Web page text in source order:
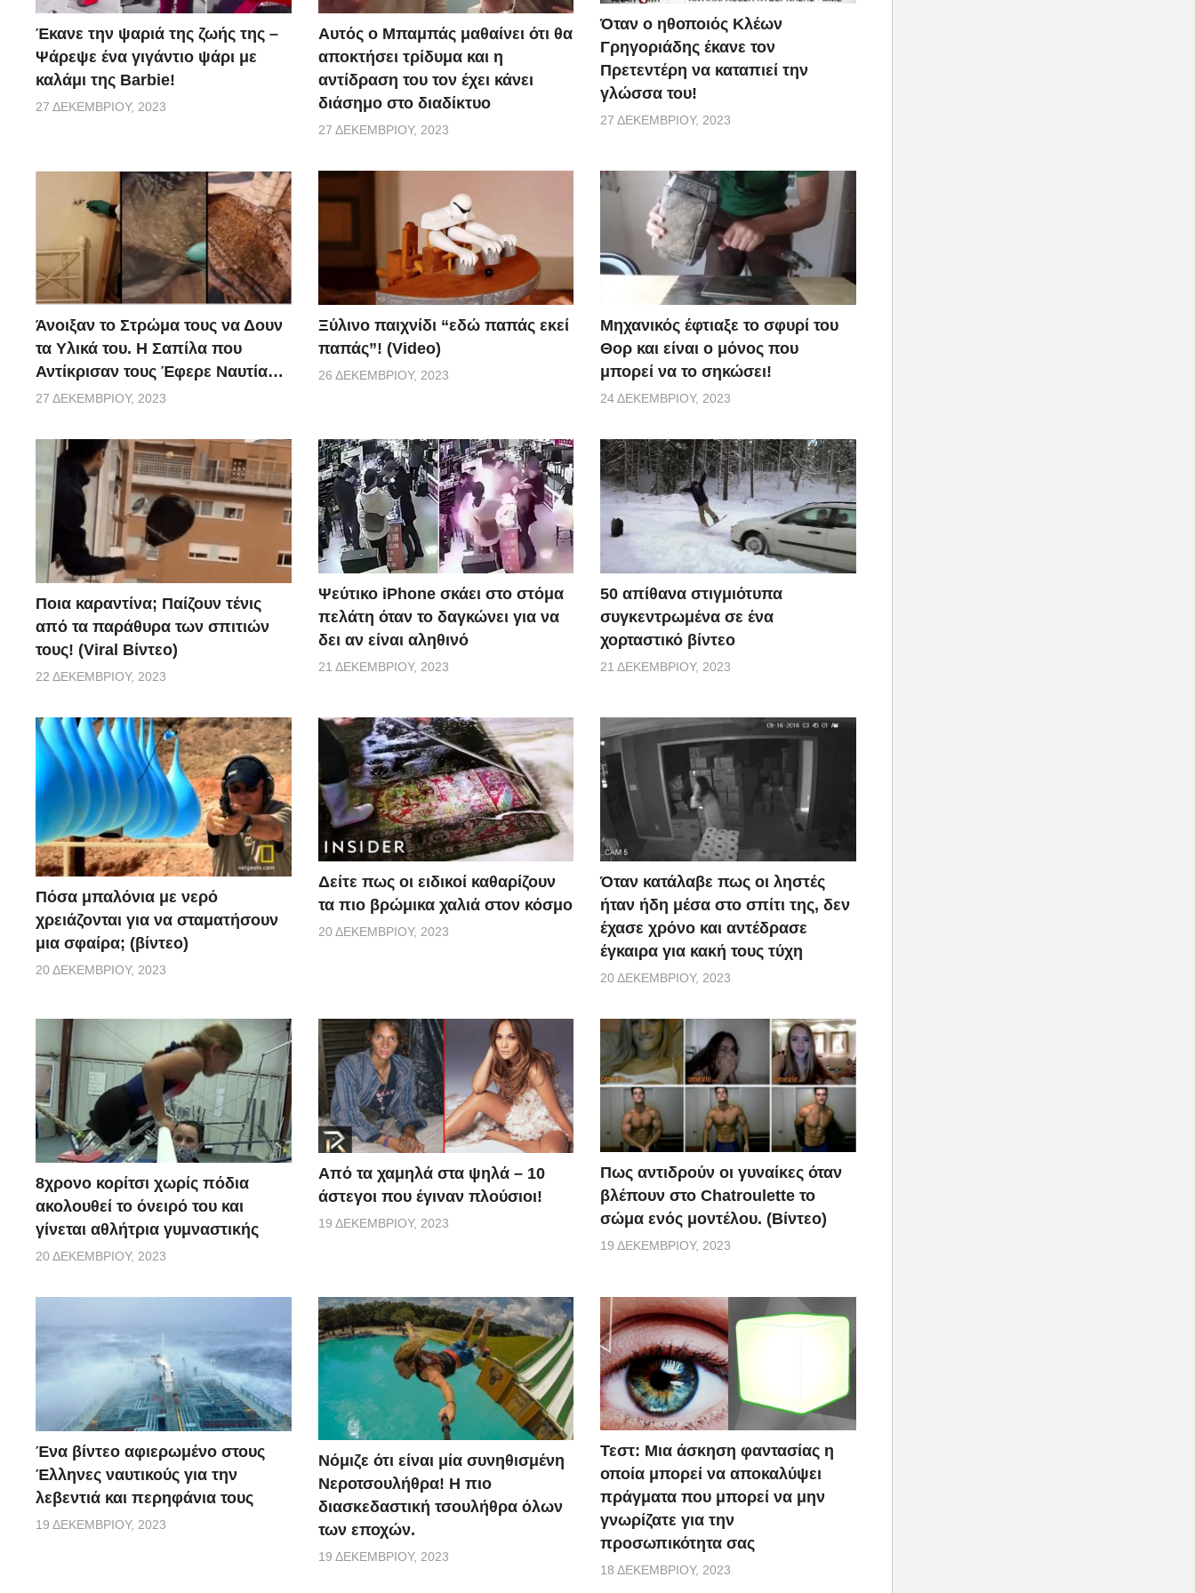
Έκανε την ψαριά της ζωής της –
Ψάρεψε ένα γιγάντιο ψάρι με
καλάμι της Barbie!
27 ΔΕΚΕΜΒΡΊΟΥ, 2023
Αυτός ο Μπαμπάς μαθαίνει ότι θα
αποκτήσει τρίδυμα και η
αντίδραση του τον έχει κάνει
διάσημο στο διαδίκτυο
27 ΔΕΚΕΜΒΡΊΟΥ, 2023
Όταν ο ηθοποιός Κλέων
Γρηγοριάδης έκανε τον
Πρετεντέρη να καταπιεί την
γλώσσα του!
27 ΔΕΚΕΜΒΡΊΟΥ, 2023
Άνοιξαν το Στρώμα τους να Δουν
τα Υλικά του. Η Σαπίλα που
Αντίκρισαν τους Έφερε Ναυτία…
27 ΔΕΚΕΜΒΡΊΟΥ, 2023
Ξύλινο παιχνίδι “εδώ παπάς εκεί
παπάς”! (Video)
26 ΔΕΚΕΜΒΡΊΟΥ, 2023
Μηχανικός έφτιαξε το σφυρί του
Θορ και είναι ο μόνος που
μπορεί να το σηκώσει!
24 ΔΕΚΕΜΒΡΊΟΥ, 2023
Ποια καραντίνα; Παίζουν τένις
από τα παράθυρα των σπιτιών
τους! (Viral Βίντεο)
22 ΔΕΚΕΜΒΡΊΟΥ, 2023
Ψεύτικο iPhone σκάει στο στόμα
πελάτη όταν το δαγκώνει για να
δει αν είναι αληθινό
21 ΔΕΚΕΜΒΡΊΟΥ, 2023
50 απίθανα στιγμιότυπα
συγκεντρωμένα σε ένα
χορταστικό βίντεο
21 ΔΕΚΕΜΒΡΊΟΥ, 2023
Πόσα μπαλόνια με νερό
χρειάζονται για να σταματήσουν
μια σφαίρα; (βίντεο)
20 ΔΕΚΕΜΒΡΊΟΥ, 2023
Δείτε πως οι ειδικοί καθαρίζουν
τα πιο βρώμικα χαλιά στον κόσμο
20 ΔΕΚΕΜΒΡΊΟΥ, 2023
Όταν κατάλαβε πως οι ληστές
ήταν ήδη μέσα στο σπίτι της, δεν
έχασε χρόνο και αντέδρασε
έγκαιρα για κακή τους τύχη
20 ΔΕΚΕΜΒΡΊΟΥ, 2023
8χρονο κορίτσι χωρίς πόδια
ακολουθεί το όνειρό του και
γίνεται αθλήτρια γυμναστικής
20 ΔΕΚΕΜΒΡΊΟΥ, 2023
Από τα χαμηλά στα ψηλά – 10
άστεγοι που έγιναν πλούσιοι!
19 ΔΕΚΕΜΒΡΊΟΥ, 2023
Πως αντιδρούν οι γυναίκες όταν
βλέπουν στο Chatroulette το
σώμα ενός μοντέλου. (Βίντεο)
19 ΔΕΚΕΜΒΡΊΟΥ, 2023
Ένα βίντεο αφιερωμένο στους
Έλληνες ναυτικούς για την
λεβεντιά και περηφάνια τους
19 ΔΕΚΕΜΒΡΊΟΥ, 2023
Νόμιζε ότι είναι μία συνηθισμένη
Νεροτσουλήθρα! Η πιο
διασκεδαστική τσουλήθρα όλων
των εποχών.
19 ΔΕΚΕΜΒΡΊΟΥ, 2023
Τεστ: Μια άσκηση φαντασίας η
οποία μπορεί να αποκαλύψει
πράγματα που μπορεί να μην
γνωρίζατε για την
προσωπικότητα σας
18 ΔΕΚΕΜΒΡΊΟΥ, 2023